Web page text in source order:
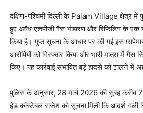
दक्षिण-पश्चिमी दिल्ली के Palam Village क्षेत्र में
हुए अवैध एलपीजी गैस भंडारण और रिफिलिंग के एक
किया है। गुप्त सूचना के आधार पर की गई इस
आरोपियों को गिरफ्तार किया और भारी मात्रा में
किए। यह कार्रवाई संभावित बड़े हादसे को टालने में
पुलिस के अनुसार, 28 मार्च 2026 की सुबह करीब 7
हेड कांस्टेबल राजेश को सूचना मिली कि आदर्श गली